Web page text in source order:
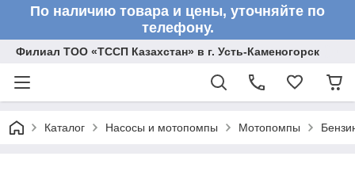
По наличию товара и цены, уточняйте по
телефону.
Филиал ТОО «ТССП Казахстан» в г. Усть-Каменогорск
Каталог Насосы и мотопомпы Мотопомпы